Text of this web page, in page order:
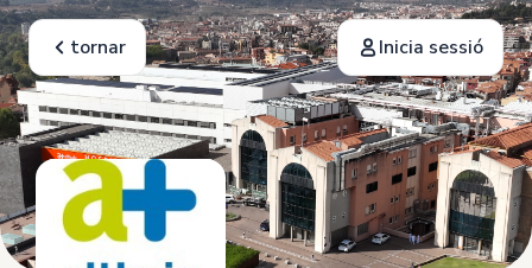
tornar Inicia sessió